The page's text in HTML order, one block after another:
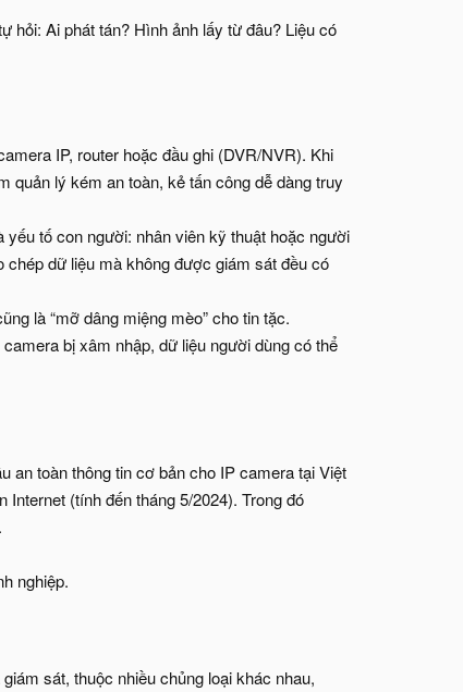
hỏi: Ai phát tán? Hình ảnh lấy từ đâu? Liệu có
IP, router hoặc đầu ghi (DVR/NVR). Khi
quản lý kém an toàn, kẻ tấn công dễ dàng truy
tố con người: nhân viên kỹ thuật hoặc người
dữ liệu mà không được giám sát đều có
là “mỡ dâng miệng mèo” cho tin tặc.
bị xâm nhập, dữ liệu người dùng có thể
an toàn thông tin cơ bản cho IP camera tại Việt
(tính đến tháng 5/2024). Trong đó
nghiệp.
sát, thuộc nhiều chủng loại khác nhau,